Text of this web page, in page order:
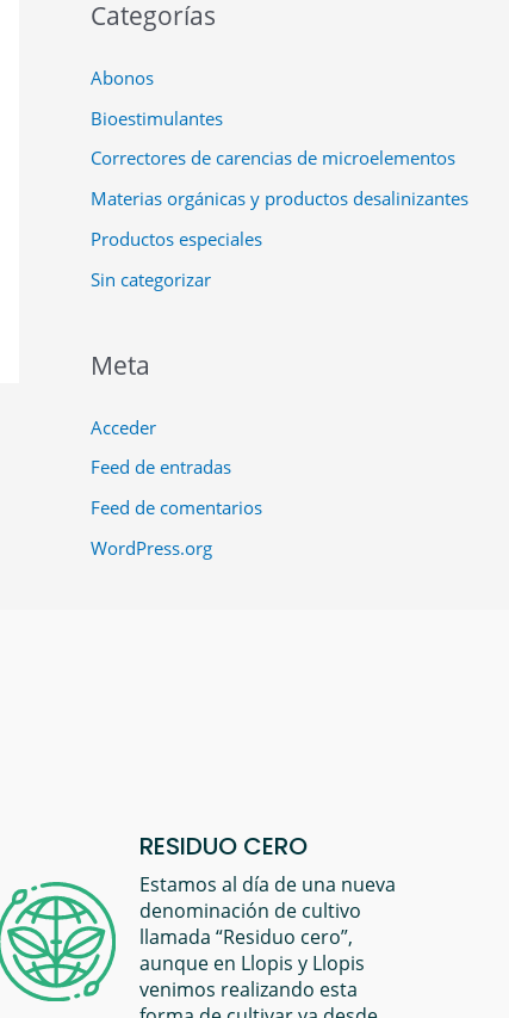
Categorías
Abonos
Bioestimulantes
Correctores de carencias de microelementos
Materias orgánicas y productos desalinizantes
Productos especiales
Sin categorizar
Meta
Acceder
Feed de entradas
Feed de comentarios
WordPress.org
RESIDUO CERO
Estamos al día de una nueva
denominación de cultivo
llamada “Residuo cero”,
aunque en Llopis y Llopis
venimos realizando esta